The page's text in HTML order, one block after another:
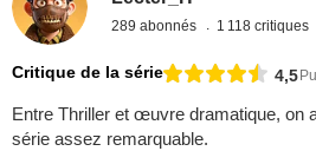
289 abonnés 1 118 critiques
Critique de la série 4,5
Entre Thriller et œuvre dramatique, on
série assez remarquable.